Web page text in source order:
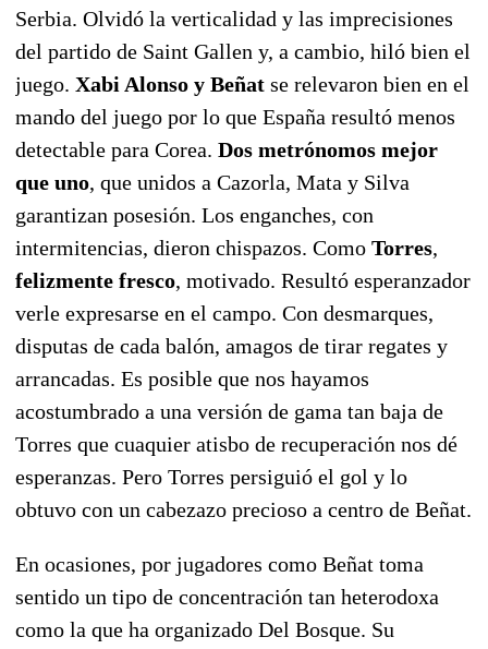
Serbia. Olvidó la verticalidad y las imprecisiones
del partido de Saint Gallen y, a cambio, hiló bien el
juego. Xabi Alonso y Beñat se relevaron bien en el
mando del juego por lo que España resultó menos
detectable para Corea. Dos metrónomos mejor
que uno, que unidos a Cazorla, Mata y Silva
garantizan posesión. Los enganches, con
intermitencias, dieron chispazos. Como Torres,
felizmente fresco, motivado. Resultó esperanzador
verle expresarse en el campo. Con desmarques,
disputas de cada balón, amagos de tirar regates y
arrancadas. Es posible que nos hayamos
acostumbrado a una versión de gama tan baja de
Torres que cuaquier atisbo de recuperación nos dé
esperanzas. Pero Torres persiguió el gol y lo
obtuvo con un cabezazo precioso a centro de Beñat.
En ocasiones, por jugadores como Beñat toma
sentido un tipo de concentración tan heterodoxa
como la que ha organizado Del Bosque. Su